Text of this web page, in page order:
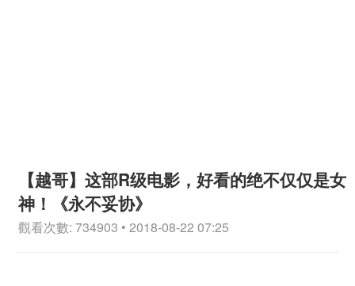
【越哥】这部R级电影，好看的绝不仅仅是女
神！《永不妥协》
觀看次數: 734903 • 2018-08-22 07:25